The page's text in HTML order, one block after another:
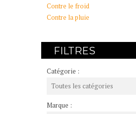
Contre le froid
Contre la pluie
FILTRES
Catégorie :
Toutes les catégories
Marque :